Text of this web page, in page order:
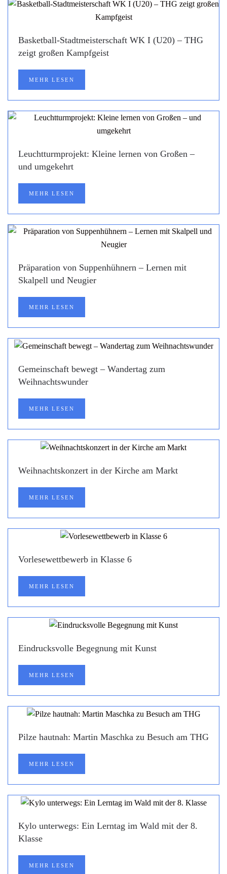
Basketball-Stadtmeisterschaft WK I (U20) – THG
zeigt großen Kampfgeist
MEHR LESEN
Leuchtturmprojekt: Kleine lernen von Großen –
und umgekehrt
MEHR LESEN
Präparation von Suppenhühnern – Lernen mit
Skalpell und Neugier
MEHR LESEN
Gemeinschaft bewegt – Wandertag zum
Weihnachtswunder
MEHR LESEN
Weihnachtskonzert in der Kirche am Markt
MEHR LESEN
Vorlesewettbewerb in Klasse 6
MEHR LESEN
Eindrucksvolle Begegnung mit Kunst
MEHR LESEN
Pilze hautnah: Martin Maschka zu Besuch am THG
MEHR LESEN
Kylo unterwegs: Ein Lerntag im Wald mit der 8.
Klasse
MEHR LESEN